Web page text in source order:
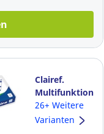
Clairef.
Trophée
1977C, A4, 80
26+ Weitere
Varianten